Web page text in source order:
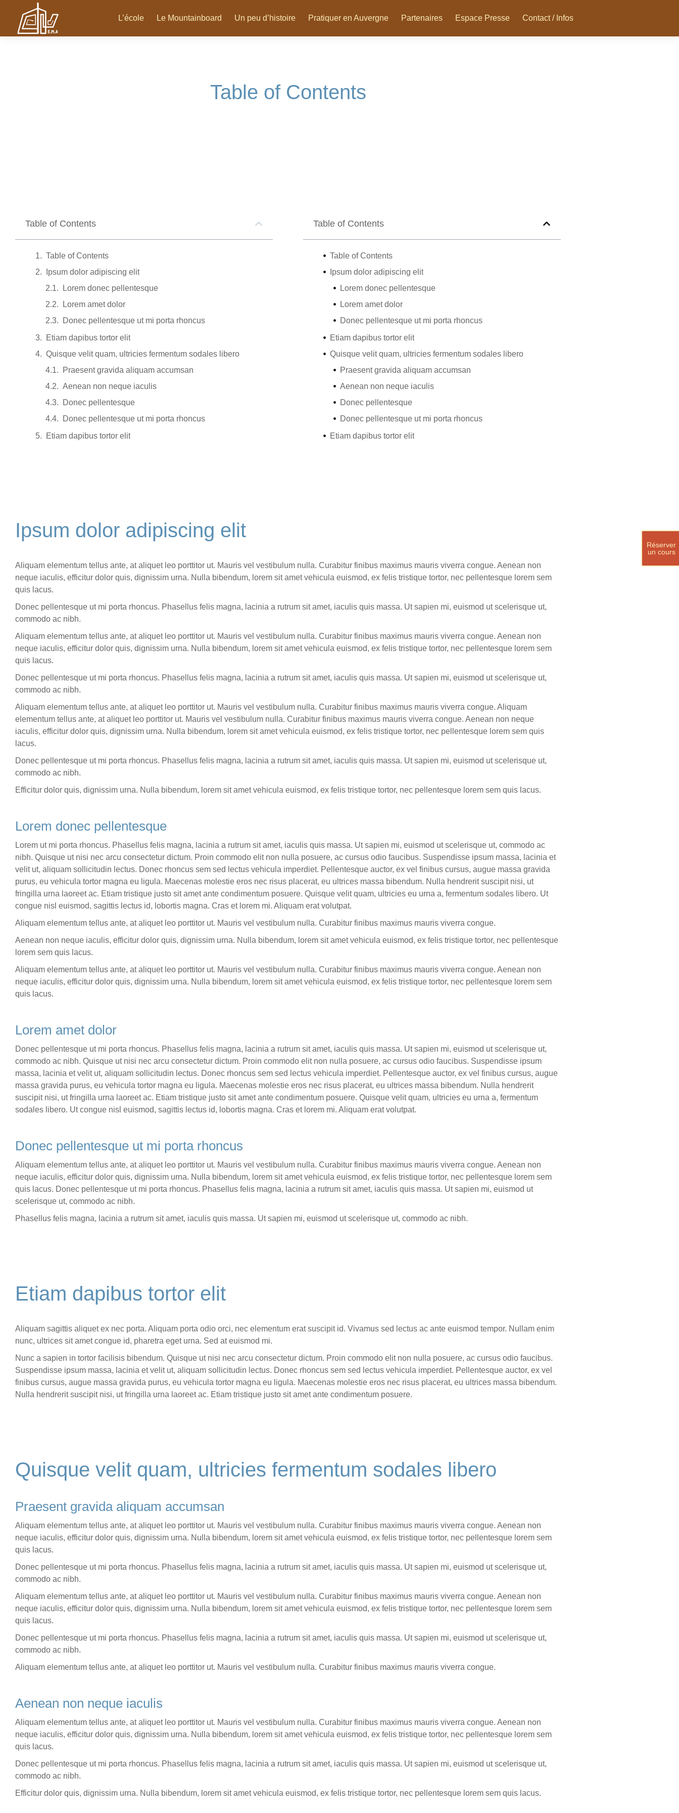
Réserver
un cours
L’école Le Mountainboard Un peu d’histoire Pratiquer en Auvergne Partenaires Espace Presse Contact / Infos
Table of Contents
Table of Contents
Table of Contents
Ipsum dolor adipiscing elit
Lorem donec pellentesque
Lorem amet dolor
Donec pellentesque ut mi porta rhoncus
Etiam dapibus tortor elit
Quisque velit quam, ultricies fermentum sodales libero
Praesent gravida aliquam accumsan
Aenean non neque iaculis
Donec pellentesque
Donec pellentesque ut mi porta rhoncus
Etiam dapibus tortor elit
Table of Contents
Table of Contents
Ipsum dolor adipiscing elit
Lorem donec pellentesque
Lorem amet dolor
Donec pellentesque ut mi porta rhoncus
Etiam dapibus tortor elit
Quisque velit quam, ultricies fermentum sodales libero
Praesent gravida aliquam accumsan
Aenean non neque iaculis
Donec pellentesque
Donec pellentesque ut mi porta rhoncus
Etiam dapibus tortor elit
Ipsum dolor adipiscing elit
Aliquam elementum tellus ante, at aliquet leo porttitor ut. Mauris vel vestibulum nulla. Curabitur finibus maximus mauris viverra congue. Aenean non
neque iaculis, efficitur dolor quis, dignissim urna. Nulla bibendum, lorem sit amet vehicula euismod, ex felis tristique tortor, nec pellentesque lorem sem
quis lacus.
Donec pellentesque ut mi porta rhoncus. Phasellus felis magna, lacinia a rutrum sit amet, iaculis quis massa. Ut sapien mi, euismod ut scelerisque ut,
commodo ac nibh.
Aliquam elementum tellus ante, at aliquet leo porttitor ut. Mauris vel vestibulum nulla. Curabitur finibus maximus mauris viverra congue. Aenean non
neque iaculis, efficitur dolor quis, dignissim urna. Nulla bibendum, lorem sit amet vehicula euismod, ex felis tristique tortor, nec pellentesque lorem sem
quis lacus.
Donec pellentesque ut mi porta rhoncus. Phasellus felis magna, lacinia a rutrum sit amet, iaculis quis massa. Ut sapien mi, euismod ut scelerisque ut,
commodo ac nibh.
Aliquam elementum tellus ante, at aliquet leo porttitor ut. Mauris vel vestibulum nulla. Curabitur finibus maximus mauris viverra congue. Aliquam
elementum tellus ante, at aliquet leo porttitor ut. Mauris vel vestibulum nulla. Curabitur finibus maximus mauris viverra congue. Aenean non neque
iaculis, efficitur dolor quis, dignissim urna. Nulla bibendum, lorem sit amet vehicula euismod, ex felis tristique tortor, nec pellentesque lorem sem quis
lacus.
Donec pellentesque ut mi porta rhoncus. Phasellus felis magna, lacinia a rutrum sit amet, iaculis quis massa. Ut sapien mi, euismod ut scelerisque ut,
commodo ac nibh.
Efficitur dolor quis, dignissim urna. Nulla bibendum, lorem sit amet vehicula euismod, ex felis tristique tortor, nec pellentesque lorem sem quis lacus.
Lorem donec pellentesque
Lorem ut mi porta rhoncus. Phasellus felis magna, lacinia a rutrum sit amet, iaculis quis massa. Ut sapien mi, euismod ut scelerisque ut, commodo ac
nibh. Quisque ut nisi nec arcu consectetur dictum. Proin commodo elit non nulla posuere, ac cursus odio faucibus. Suspendisse ipsum massa, lacinia et
velit ut, aliquam sollicitudin lectus. Donec rhoncus sem sed lectus vehicula imperdiet. Pellentesque auctor, ex vel finibus cursus, augue massa gravida
purus, eu vehicula tortor magna eu ligula. Maecenas molestie eros nec risus placerat, eu ultrices massa bibendum. Nulla hendrerit suscipit nisi, ut
fringilla urna laoreet ac. Etiam tristique justo sit amet ante condimentum posuere. Quisque velit quam, ultricies eu urna a, fermentum sodales libero. Ut
congue nisl euismod, sagittis lectus id, lobortis magna. Cras et lorem mi. Aliquam erat volutpat.
Aliquam elementum tellus ante, at aliquet leo porttitor ut. Mauris vel vestibulum nulla. Curabitur finibus maximus mauris viverra congue.
Aenean non neque iaculis, efficitur dolor quis, dignissim urna. Nulla bibendum, lorem sit amet vehicula euismod, ex felis tristique tortor, nec pellentesque
lorem sem quis lacus.
Aliquam elementum tellus ante, at aliquet leo porttitor ut. Mauris vel vestibulum nulla. Curabitur finibus maximus mauris viverra congue. Aenean non
neque iaculis, efficitur dolor quis, dignissim urna. Nulla bibendum, lorem sit amet vehicula euismod, ex felis tristique tortor, nec pellentesque lorem sem
quis lacus.
Lorem amet dolor
Donec pellentesque ut mi porta rhoncus. Phasellus felis magna, lacinia a rutrum sit amet, iaculis quis massa. Ut sapien mi, euismod ut scelerisque ut,
commodo ac nibh. Quisque ut nisi nec arcu consectetur dictum. Proin commodo elit non nulla posuere, ac cursus odio faucibus. Suspendisse ipsum
massa, lacinia et velit ut, aliquam sollicitudin lectus. Donec rhoncus sem sed lectus vehicula imperdiet. Pellentesque auctor, ex vel finibus cursus, augue
massa gravida purus, eu vehicula tortor magna eu ligula. Maecenas molestie eros nec risus placerat, eu ultrices massa bibendum. Nulla hendrerit
suscipit nisi, ut fringilla urna laoreet ac. Etiam tristique justo sit amet ante condimentum posuere. Quisque velit quam, ultricies eu urna a, fermentum
sodales libero. Ut congue nisl euismod, sagittis lectus id, lobortis magna. Cras et lorem mi. Aliquam erat volutpat.
Donec pellentesque ut mi porta rhoncus
Aliquam elementum tellus ante, at aliquet leo porttitor ut. Mauris vel vestibulum nulla. Curabitur finibus maximus mauris viverra congue. Aenean non
neque iaculis, efficitur dolor quis, dignissim urna. Nulla bibendum, lorem sit amet vehicula euismod, ex felis tristique tortor, nec pellentesque lorem sem
quis lacus. Donec pellentesque ut mi porta rhoncus. Phasellus felis magna, lacinia a rutrum sit amet, iaculis quis massa. Ut sapien mi, euismod ut
scelerisque ut, commodo ac nibh.
Phasellus felis magna, lacinia a rutrum sit amet, iaculis quis massa. Ut sapien mi, euismod ut scelerisque ut, commodo ac nibh.
Etiam dapibus tortor elit
Aliquam sagittis aliquet ex nec porta. Aliquam porta odio orci, nec elementum erat suscipit id. Vivamus sed lectus ac ante euismod tempor. Nullam enim
nunc, ultrices sit amet congue id, pharetra eget urna. Sed at euismod mi.
Nunc a sapien in tortor facilisis bibendum. Quisque ut nisi nec arcu consectetur dictum. Proin commodo elit non nulla posuere, ac cursus odio faucibus.
Suspendisse ipsum massa, lacinia et velit ut, aliquam sollicitudin lectus. Donec rhoncus sem sed lectus vehicula imperdiet. Pellentesque auctor, ex vel
finibus cursus, augue massa gravida purus, eu vehicula tortor magna eu ligula. Maecenas molestie eros nec risus placerat, eu ultrices massa bibendum.
Nulla hendrerit suscipit nisi, ut fringilla urna laoreet ac. Etiam tristique justo sit amet ante condimentum posuere.
Quisque velit quam, ultricies fermentum sodales libero
Praesent gravida aliquam accumsan
Aliquam elementum tellus ante, at aliquet leo porttitor ut. Mauris vel vestibulum nulla. Curabitur finibus maximus mauris viverra congue. Aenean non
neque iaculis, efficitur dolor quis, dignissim urna. Nulla bibendum, lorem sit amet vehicula euismod, ex felis tristique tortor, nec pellentesque lorem sem
quis lacus.
Donec pellentesque ut mi porta rhoncus. Phasellus felis magna, lacinia a rutrum sit amet, iaculis quis massa. Ut sapien mi, euismod ut scelerisque ut,
commodo ac nibh.
Aliquam elementum tellus ante, at aliquet leo porttitor ut. Mauris vel vestibulum nulla. Curabitur finibus maximus mauris viverra congue. Aenean non
neque iaculis, efficitur dolor quis, dignissim urna. Nulla bibendum, lorem sit amet vehicula euismod, ex felis tristique tortor, nec pellentesque lorem sem
quis lacus.
Donec pellentesque ut mi porta rhoncus. Phasellus felis magna, lacinia a rutrum sit amet, iaculis quis massa. Ut sapien mi, euismod ut scelerisque ut,
commodo ac nibh.
Aliquam elementum tellus ante, at aliquet leo porttitor ut. Mauris vel vestibulum nulla. Curabitur finibus maximus mauris viverra congue.
Aenean non neque iaculis
Aliquam elementum tellus ante, at aliquet leo porttitor ut. Mauris vel vestibulum nulla. Curabitur finibus maximus mauris viverra congue. Aenean non
neque iaculis, efficitur dolor quis, dignissim urna. Nulla bibendum, lorem sit amet vehicula euismod, ex felis tristique tortor, nec pellentesque lorem sem
quis lacus.
Donec pellentesque ut mi porta rhoncus. Phasellus felis magna, lacinia a rutrum sit amet, iaculis quis massa. Ut sapien mi, euismod ut scelerisque ut,
commodo ac nibh.
Efficitur dolor quis, dignissim urna. Nulla bibendum, lorem sit amet vehicula euismod, ex felis tristique tortor, nec pellentesque lorem sem quis lacus.